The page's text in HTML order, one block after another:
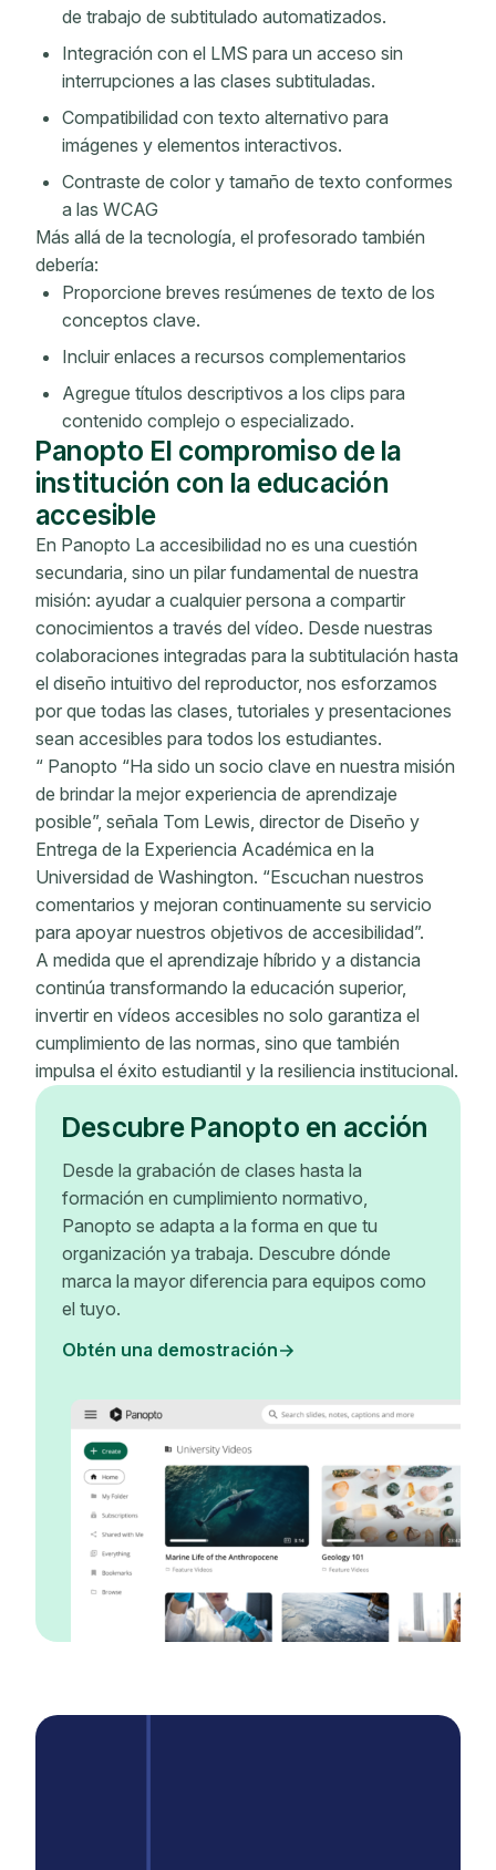
de trabajo de subtitulado automatizados.
Integración con el LMS para un acceso sin
interrupciones a las clases subtituladas.
Compatibilidad con texto alternativo para
imágenes y elementos interactivos.
Contraste de color y tamaño de texto conformes
a las WCAG
Más allá de la tecnología, el profesorado también
debería:
Proporcione breves resúmenes de texto de los
conceptos clave.
Incluir enlaces a recursos complementarios
Agregue títulos descriptivos a los clips para
contenido complejo o especializado.
Panopto El compromiso de la
institución con la educación
accesible
En Panopto La accesibilidad no es una cuestión
secundaria, sino un pilar fundamental de nuestra
misión: ayudar a cualquier persona a compartir
conocimientos a través del vídeo. Desde nuestras
colaboraciones integradas para la subtitulación hasta
el diseño intuitivo del reproductor, nos esforzamos
por que todas las clases, tutoriales y presentaciones
sean accesibles para todos los estudiantes.
“ Panopto “Ha sido un socio clave en nuestra misión
de brindar la mejor experiencia de aprendizaje
posible”, señala Tom Lewis, director de Diseño y
Entrega de la Experiencia Académica en la
Universidad de Washington. “Escuchan nuestros
comentarios y mejoran continuamente su servicio
para apoyar nuestros objetivos de accesibilidad”.
A medida que el aprendizaje híbrido y a distancia
continúa transformando la educación superior,
invertir en vídeos accesibles no solo garantiza el
cumplimiento de las normas, sino que también
impulsa el éxito estudiantil y la resiliencia institucional.
Descubre Panopto en acción
Desde la grabación de clases hasta la
formación en cumplimiento normativo,
Panopto se adapta a la forma en que tu
organización ya trabaja. Descubre dónde
marca la mayor diferencia para equipos como
el tuyo.
Obtén una demostración